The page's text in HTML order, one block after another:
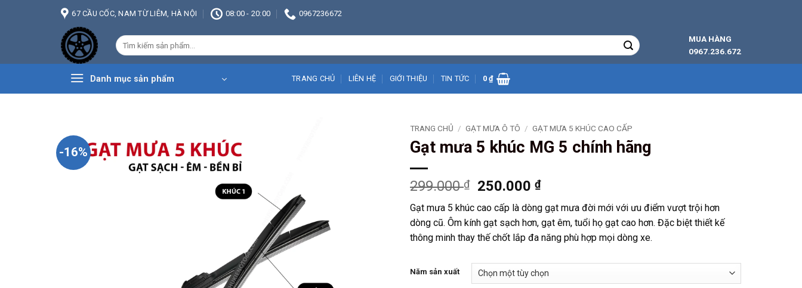
67 CẦU CỐC, NAM TỪ LIÊM, HÀ NỘI 08:00 - 20:00 0967236672
Tìm
kiếm:
MUA HÀNG
0967.236.672
Danh mục sản phẩm TRANG CHỦ LIÊN HỆ GIỚI THIỆU TIN TỨC 0₫
-16%
TRANG CHỦ / GẠT MƯA Ô TÔ / GẠT MƯA 5 KHÚC CAO CẤP
Gạt mưa 5 khúc MG 5 chính hãng
299.000₫
Giá
gốc
là:
299.000 ₫.
250.000₫Giá
tại
là:
250.000 ₫.
Gạt mưa 5 khúc cao cấp là dòng gạt mưa đời mới với ưu điểm vượt trội hơn
dòng cũ. Ôm kính gạt sạch hơn, gạt êm, tuổi họ gạt cao hơn. Đặc biệt thiết kế
thông minh thay thế chốt lắp đa năng phù hợp mọi dòng xe.
Năm sản xuất